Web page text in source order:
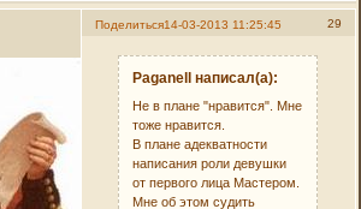
Поделиться 29
14-03-2013 11:25:45
Paganell написал(а):
Не в плане "нравится". Мне
тоже нравится.
В плане адекватности
написания роли девушки
от первого лица Мастером.
Мне об этом судить